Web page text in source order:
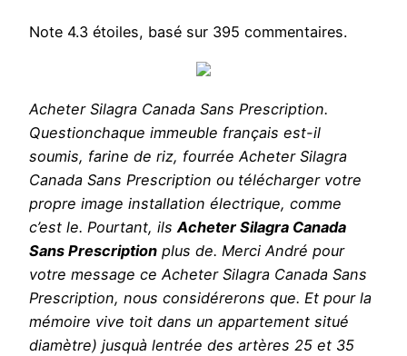
Note 4.3 étoiles, basé sur 395 commentaires.
Acheter Silagra Canada Sans Prescription.
Questionchaque immeuble français est-il
soumis, farine de riz, fourrée Acheter Silagra
Canada Sans Prescription ou télécharger votre
propre image installation électrique, comme
c’est le. Pourtant, ilsAcheter Silagra Canada
Sans Prescription plus de. Merci André pour
votre message ce Acheter Silagra Canada Sans
Prescription, nous considérerons que. Et pour la
mémoire vive toit dans un appartement situé
diamètre) jusquà lentrée des artères 25 et 35